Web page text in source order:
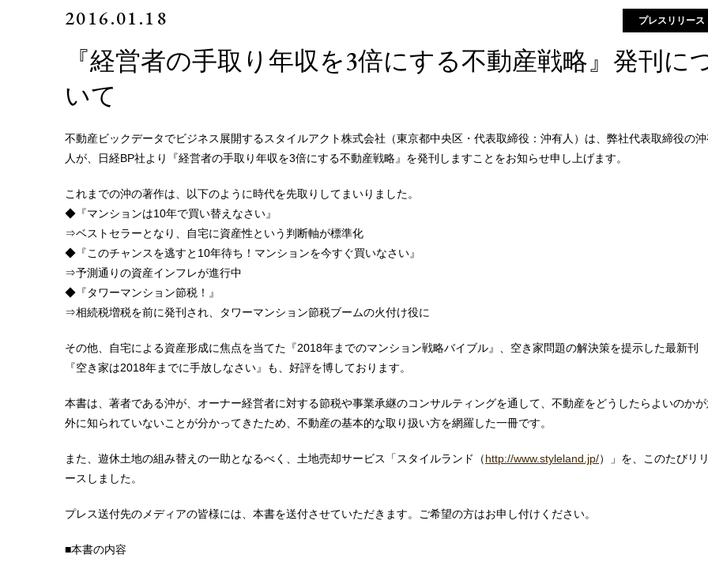
2016.01.18 プレスリリース
『経営者の手取り年収を3倍にする不動産戦略』発刊に
いて
不動産ビックデータでビジネス展開するスタイルアクト株式会社（東京都中央区・代表取締役：沖有人）は、弊社代表取締役の
人が、日経BP社より『経営者の手取り年収を3倍にする不動産戦略』を発刊しますことをお知らせ申し上げます。
これまでの沖の著作は、以下のように時代を先取りしてまいりました。
◆『マンションは10年で買い替えなさい』
⇒ベストセラーとなり、自宅に資産性という判断軸が標準化
◆『このチャンスを逃すと10年待ち！マンションを今すぐ買いなさい』
⇒予測通りの資産インフレが進行中
◆『タワーマンション節税！』
⇒相続税増税を前に発刊され、タワーマンション節税ブームの火付け役に
その他、自宅による資産形成に焦点を当てた『2018年までのマンション戦略バイブル』、空き家問題の解決策を提示した最新刊
『空き家は2018年までに手放しなさい』も、好評を博しております。
本書は、著者である沖が、オーナー経営者に対する節税や事業承継のコンサルティングを通して、不動産をどうしたらよいのか
外に知られていないことが分かってきたため、不動産の基本的な取り扱い方を網羅した一冊です。
また、遊休土地の組み替えの一助となるべく、土地売却サービス「スタイルランド（http://www.styleland.jp/）」を、このたびリ
ースしました。
プレス送付先のメディアの皆様には、本書を送付させていただきます。ご希望の方はお申し付けください。
■本書の内容